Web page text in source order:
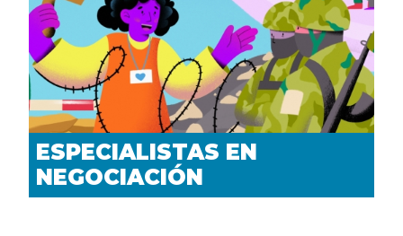
ESPECIALISTAS EN
NEGOCIACIÓN